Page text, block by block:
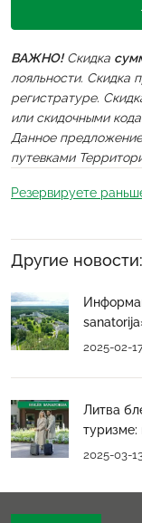
ВАЖНО!Скидка
лояльности. Скидка
регистратуре.
или скидочными
Данное
путевками
Резервируете
Другие новости:
2025-02-
Литва
туризме:
2025-03-